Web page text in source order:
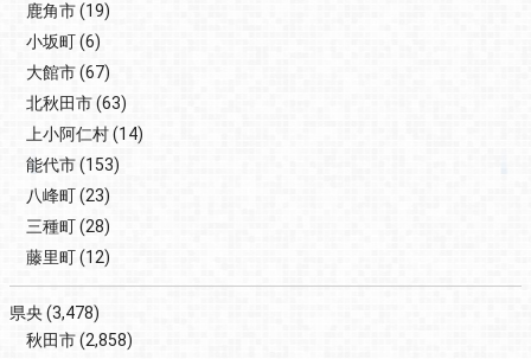
鹿角市(19)
小坂町(6)
大館市(67)
北秋田市(63)
上小阿仁村(14)
能代市(153)
八峰町(23)
三種町(28)
藤里町(12)
県央(3,478)
秋田市(2,858)